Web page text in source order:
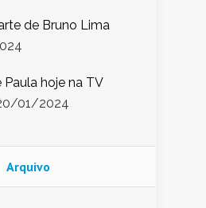
de Bruno Lima
Paula hoje na TV
01/2024
Arquivo